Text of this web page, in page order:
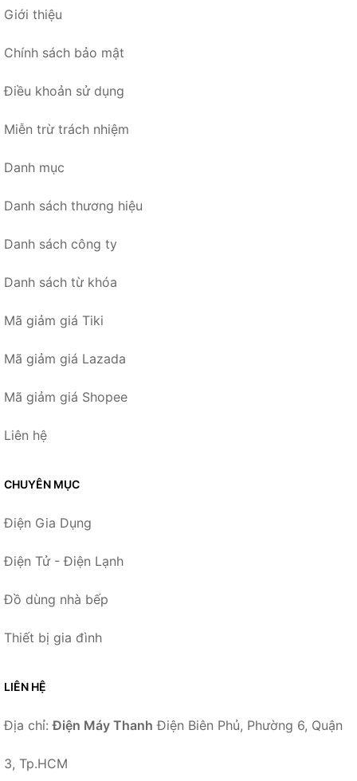
Giới thiệu
Chính sách bảo mật
Điều khoản sử dụng
Miễn trừ trách nhiệm
Danh mục
Danh sách thương hiệu
Danh sách công ty
Danh sách từ khóa
Mã giảm giá Tiki
Mã giảm giá Lazada
Mã giảm giá Shopee
Liên hệ
CHUYÊN MỤC
Điện Gia Dụng
Điện Tử - Điện Lạnh
Đồ dùng nhà bếp
Thiết bị gia đình
LIÊN HỆ
Địa chỉ:Điện Máy Thanh Điện Biên Phủ, Phường 6, Quận
3, Tp.HCM